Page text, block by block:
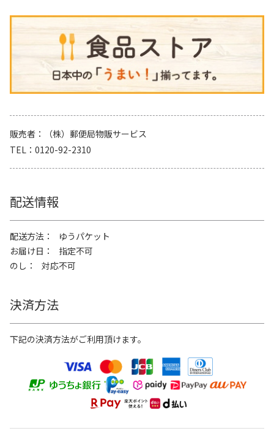
販売者
（株）郵便局物販サービス
TEL
0120-92-2310
配送情報
配送方法
ゆうパケット
お届け日
指定不可
のし
対応不可
決済方法
下記の決済方法がご利用頂けます。